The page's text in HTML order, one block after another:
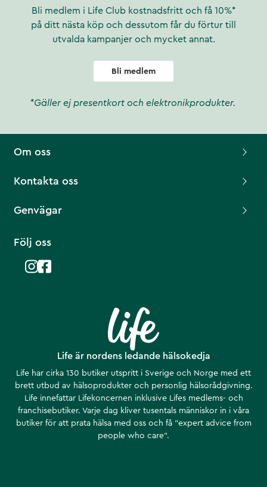
Bli medlem i Life Club kostnadsfritt och få 10%*
på ditt nästa köp och dessutom får du förtur till
utvalda kampanjer och mycket annat.
Bli medlem
*Gäller ej presentkort och elektronikprodukter.
Life är nordens ledande hälsokedja
Life har cirka 130 butiker utspritt i Sverige och Norge med ett
brett utbud av hälsoprodukter och personlig hälsorådgivning.
Life innefattar Lifekoncernen inklusive Lifes medlems- och
franchisebutiker. Varje dag kliver tusentals människor in i våra
butiker för att prata hälsa med oss och få ”expert advice from
people who care”.
Om oss
Kontakta oss
Genvägar
Följ oss